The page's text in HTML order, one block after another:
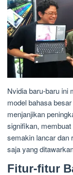
Nvidia baru-baru ini
model bahasa
menjanjikan
signifikan,
semakin lancar dan
saja yang
Fitur-fitur